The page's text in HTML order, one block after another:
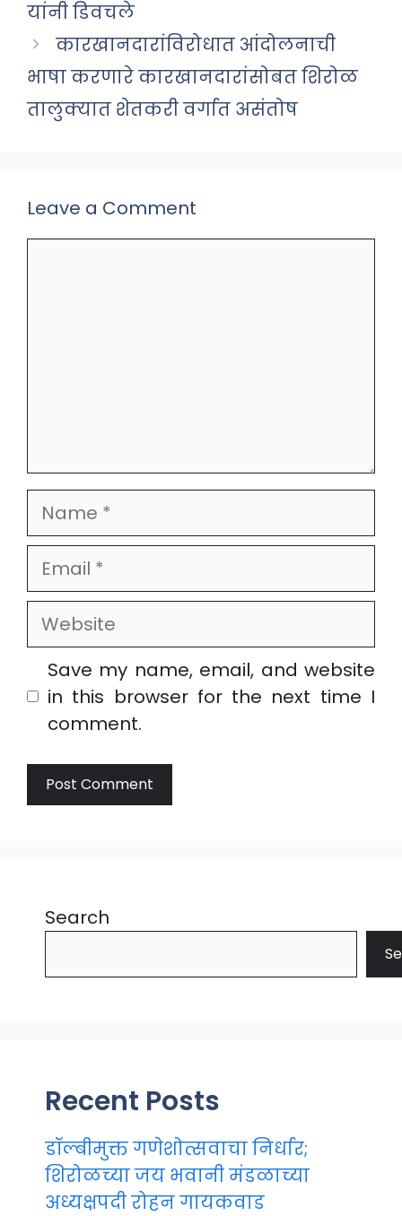
यांनी डिवचले
कारखानदारांविरोधात आंदोलनाची
भाषा करणारे कारखानदारांसोबत शिरोळ
तालुक्यात शेतकरी वर्गात असंतोष
Leave a Comment
Name
Email
Website
Save my name, email, and website
in this browser for the next time I
comment.
Search
Recent Posts
डॉल्बीमुक्त गणेशोत्सवाचा निर्धार;
शिरोळच्या जय भवानी मंडळाच्या
अध्यक्षपदी रोहन गायकवाड